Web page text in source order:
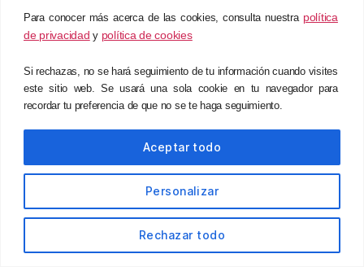
Para conocer más acerca de las cookies, consulta nuestra política
de privacidad y política de cookies
Si rechazas, no se hará seguimiento de tu información cuando visites
este sitio web. Se usará una sola cookie en tu navegador para
recordar tu preferencia de que no se te haga seguimiento.
Personalizar
Rechazar todo
Aceptar todo
gestión agrícola con sistemas de planificación de
recursos empresariales (ERP) como Exactus y la
ayudamos a fortalecer la capacidad de los
agricultores y empresas agroindustriales para
afrontar los desafíos del sector de manera
efectiva.
La participación de BCTS Consulting en Agriexpo
2023, junto con sus partnersAGRIVI
ERPsubrayan el compromiso de la empresa con
la promoción de la agricultura digital en un
contexto económico desafiante. Estas iniciativas